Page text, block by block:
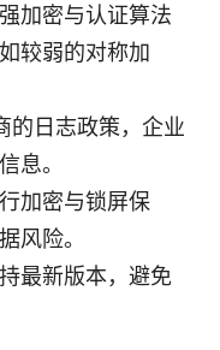
加密与认证算法
较弱的对称加
的日志政策，企业
息。
加密与锁屏保
风险。
最新版本，避免